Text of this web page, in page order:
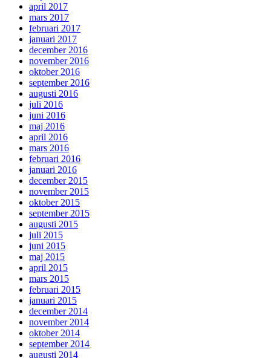
april 2017
mars 2017
februari 2017
januari 2017
december 2016
november 2016
oktober 2016
september 2016
augusti 2016
juli 2016
juni 2016
maj 2016
april 2016
mars 2016
februari 2016
januari 2016
december 2015
november 2015
oktober 2015
september 2015
augusti 2015
juli 2015
juni 2015
maj 2015
april 2015
mars 2015
februari 2015
januari 2015
december 2014
november 2014
oktober 2014
september 2014
augusti 2014